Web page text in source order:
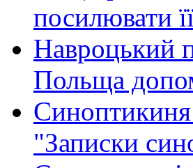
посилювати
Навроцький
Польща
Синоптикиня
"Записки